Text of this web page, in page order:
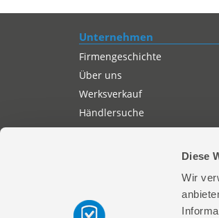
Diese
Wir
Unternehmen
Firmengeschichte
Über uns
Werksverkauf
Händlersuche
Servicepartner-International
Autorisierter Internetpartner